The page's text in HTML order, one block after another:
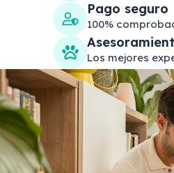
Pago seguro
100%
Los mejores